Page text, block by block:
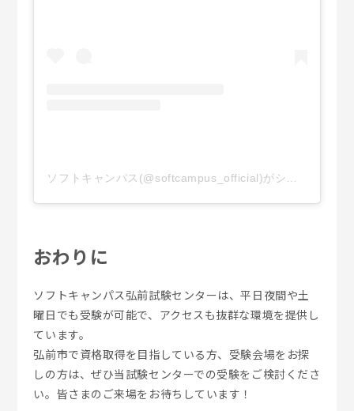
おわりに
ソフトキャンパス弘前試験センターは、平日夜間や土
曜日でも受験が可能で、アクセスも抜群な環境を提供し
ています。
弘前市で資格取得を目指している方、受験会場をお探
しの方は、ぜひ当試験センターでの受験をご検討くださ
い。皆さまのご来場をお待ちしています！